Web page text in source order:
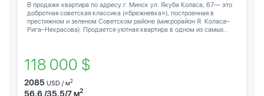
В продаже квартира по адресу г. Минск ул. Якуба Коласа, 67— это
добротная советская классика («брежневка»), построенная в
престижном и зеленом Советском районе (микрорайон Я. Коласа–
Рига–Некрасова). Продается уютная квартира в одном из самых...
118 000 $
2085 USD / м2
56.6 /35.5/7 м2